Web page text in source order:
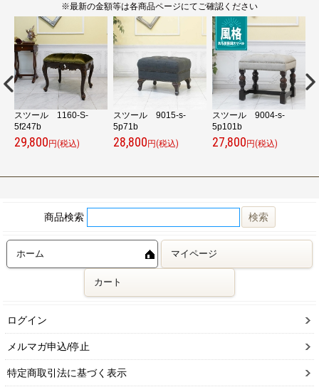
※最新の金額等は各商品ページにてご確認ください
スツール 1160-S-
5f247b
29,800円(税込)
スツール 9015-s-
5p71b
28,800円(税込)
スツール 9004-s-
5p101b
27,800円(税込)
商品検索
ホーム マイページ
カート
ログイン
メルマガ申込/停止
特定商取引法に基づく表示